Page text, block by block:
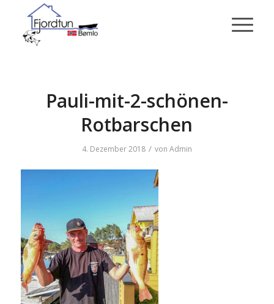
Pauli-mit-2-schönen-
Rotbarschen
4. Dezember 2018 / von Admin